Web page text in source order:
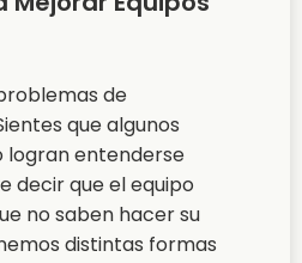
de
que algunos
logran entenderse
decir que el equipo
no saben hacer su
distintas formas